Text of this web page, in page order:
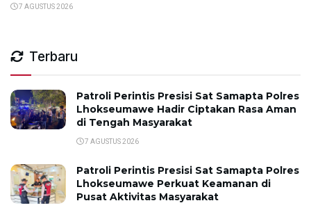
7 AGUSTUS 2026
Terbaru
Patroli Perintis Presisi Sat Samapta Polres
Lhokseumawe Hadir Ciptakan Rasa Aman
di Tengah Masyarakat
7 AGUSTUS 2026
Patroli Perintis Presisi Sat Samapta Polres
Lhokseumawe Perkuat Keamanan di
Pusat Aktivitas Masyarakat